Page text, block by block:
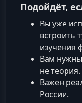
Подойдёт,
Вы уже
встроить
изучения
Вам нужны
не теория.
Важен
России.